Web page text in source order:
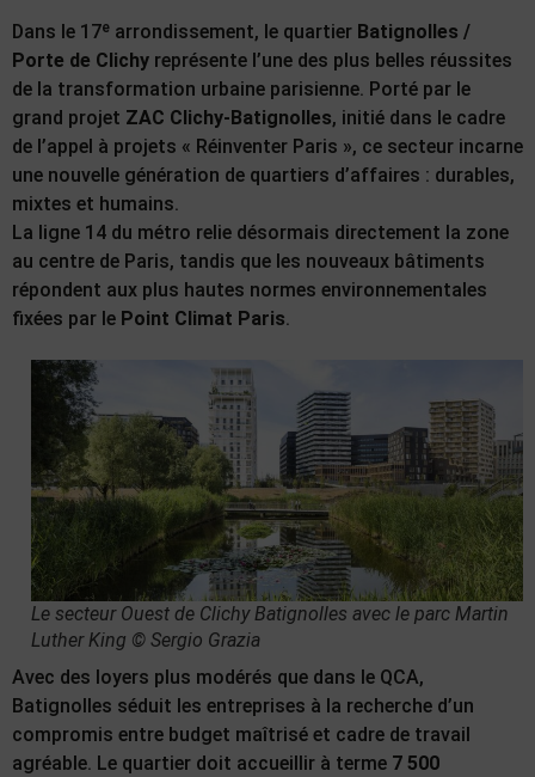
Dans le 17ᵉ arrondissement, le quartier Batignolles /
Porte de Clichy représente l’une des plus belles réussites
de la transformation urbaine parisienne. Porté par le
grand projet ZAC Clichy-Batignolles, initié dans le cadre
de l’appel à projets « Réinventer Paris », ce secteur incarne
une nouvelle génération de quartiers d’affaires : durables,
mixtes et humains.
La ligne 14 du métro relie désormais directement la zone
au centre de Paris, tandis que les nouveaux bâtiments
répondent aux plus hautes normes environnementales
fixées par le Point Climat Paris.
Le secteur Ouest de Clichy Batignolles avec le parc Martin
Luther King © Sergio Grazia
Avec des loyers plus modérés que dans le QCA,
Batignolles séduit les entreprises à la recherche d’un
compromis entre budget maîtrisé et cadre de travail
agréable. Le quartier doit accueillir à terme 7 500